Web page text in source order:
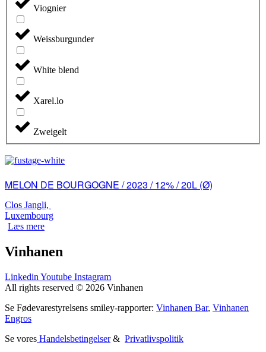
Viognier
Weissburgunder
White blend
Xarel.lo
Zweigelt
MELON DE BOURGOGNE / 2023 / 12% / 20L (Ø)
Clos Jangli,
Luxembourg
Læs mere
Vinhanen
Linkedin Youtube Instagram
All rights reserved © 2026 Vinhanen
Se Fødevarestyrelsens smiley-rapporter: Vinhanen Bar, Vinhanen
Engros
Se vores Handelsbetingelser& Privatlivspolitik